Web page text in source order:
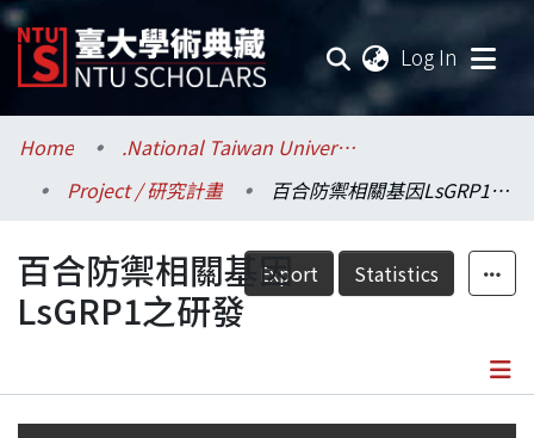
Log In
Communities & Collections
Research Outputs
Fundings & Projects
Researchers
Home
.National Taiwan University / 國立臺灣大學
Project / 研究計畫
百合防禦相關基因LsGRP1之研發
Export Statistics
百合防禦相關基因
LsGRP1之研發
Details